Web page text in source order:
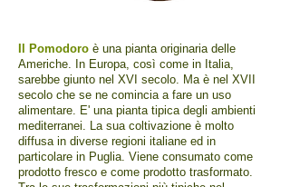
Il Pomodoro è una pianta originaria delle
Americhe. In Europa, così come in Italia,
sarebbe giunto nel XVI secolo. Ma è nel XVII
secolo che se ne comincia a fare un uso
alimentare. E' una pianta tipica degli ambienti
mediterranei. La sua coltivazione è molto
diffusa in diverse regioni italiane ed in
particolare in Puglia. Viene consumato come
prodotto fresco e come prodotto trasformato.